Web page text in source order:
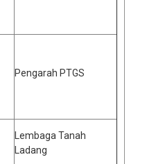
Pengarah PTGS
Lembaga Tanah
Ladang